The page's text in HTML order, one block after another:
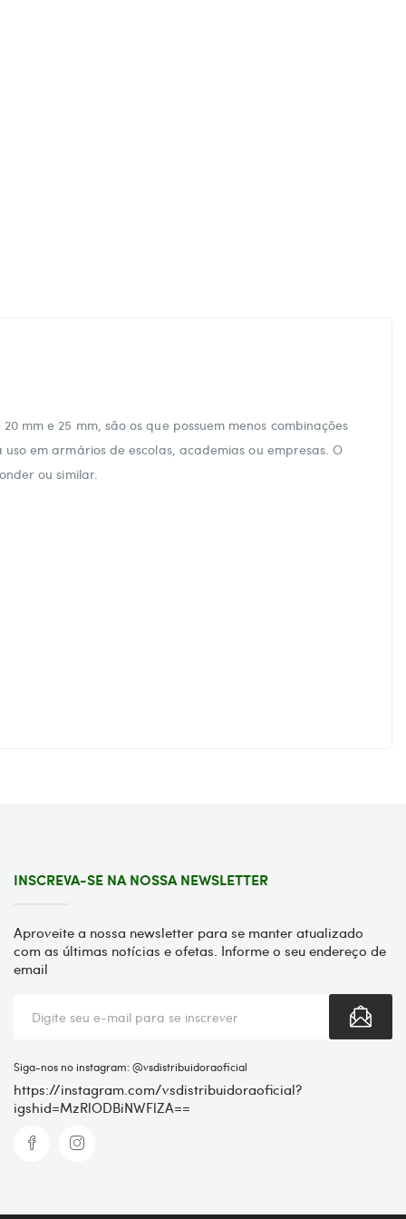
e 25 mm, são os que possuem menos combinações
em armários de escolas, academias ou empresas. O
ou similar.
INSCREVA-SE NA NOSSA NEWSLETTER
Aproveite a nossa newsletter para se manter atualizado
com as últimas notícias e ofetas. Informe o seu endereço de
email
Siga-nos no instagram: @vsdistribuidoraoficial
https://instagram.com/vsdistribuidoraoficial?
igshid=MzRlODBiNWFlZA==